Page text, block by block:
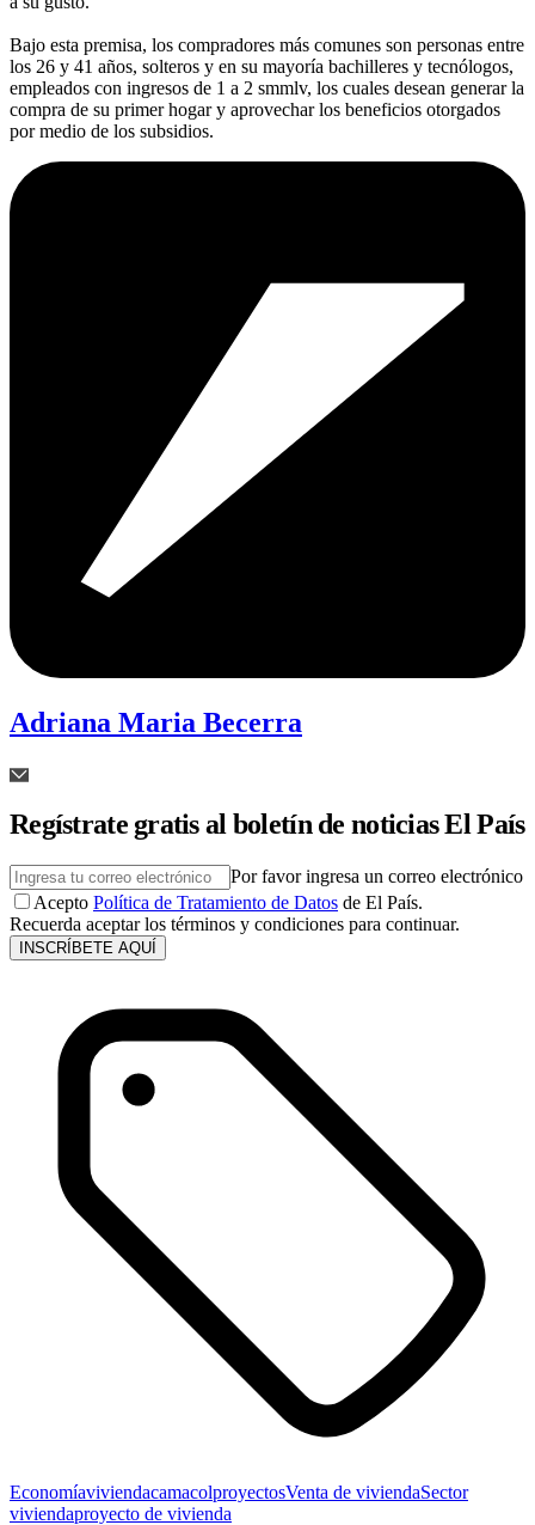
Bajo esta premisa, los compradores más comunes son personas entre
los 26 y 41 años, solteros y en su mayoría bachilleres y tecnólogos,
empleados con ingresos de 1 a 2 smmlv, los cuales desean generar la
compra de su primer hogar y aprovechar los beneficios otorgados
por medio de los subsidios.
Adriana Maria Becerra
Regístrate gratis al boletín de noticias El País
Por favor ingresa un correo electrónico
Acepto Política de Tratamiento de Datos de El País.
Recuerda aceptar los términos y condiciones para continuar.
INSCRÍBETE AQUÍ
EconomíaviviendacamacolproyectosVenta de viviendaSector
viviendaproyecto de vivienda